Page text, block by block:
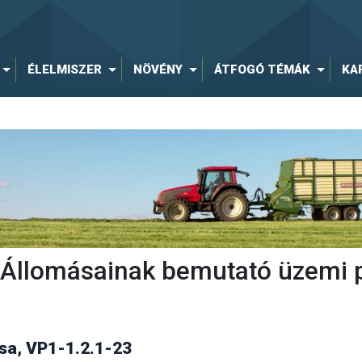
ÉLELMISZER NÖVÉNY ÁTFOGÓ TÉMÁK
bemutató üzemi
VP1-1.2.1-23